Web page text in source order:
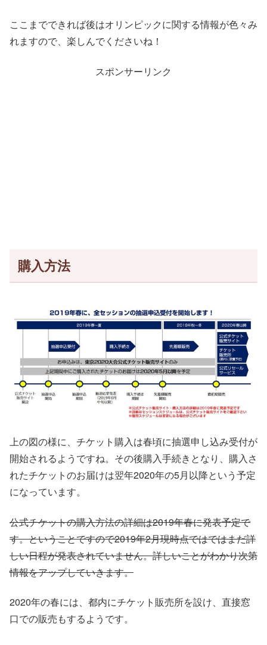
ここまでできれば後はオリンピックに関する情報が色々み
れますので、楽しんでくださいね！
スポンサーリンク
購入方法
上の図の様に、チケット購入は春頃に抽選申し込み受付が
開始されるようですね。その後購入手続きとなり、購入さ
れたチケットのお届けは翌年2020年の5月以降という予定
になっています。
公式チケットの購入方法の詳細は2019年春に発表予定で
す。ということですので2019年2月現時点ではではまだ詳
しい日程が発表されていません。詳しいことがわかり次第
情報をアップしていきます。
2020年の春には、都内にチケット販売所を設け、直接窓
口での販売もするようです。